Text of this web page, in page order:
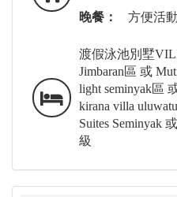
晚餐：
方便活
渡假泳池別墅
Jimbaran區 或
light seminyak區
kirana villa
Suites Seminyak
級